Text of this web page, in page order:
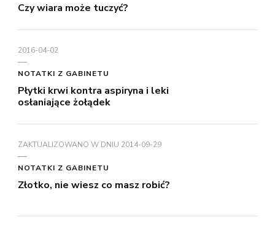
Czy wiara może tuczyć?
2016-04-02
NOTATKI Z GABINETU
Płytki krwi kontra aspiryna i leki
osłaniające żołądek
ZAKTUALIZOWANO W DNIU 2014-09-29
NOTATKI Z GABINETU
Złotko, nie wiesz co masz robić?